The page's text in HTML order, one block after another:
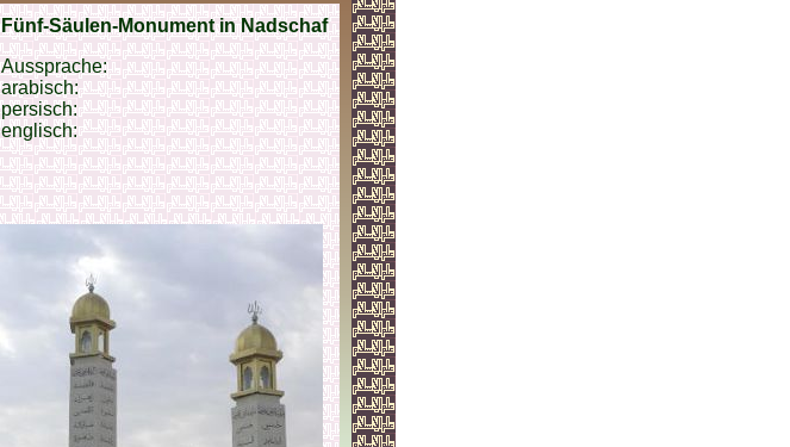
Fünf-Säulen-Monument in Nadschaf
Aussprache:
arabisch:
persisch:
englisch: